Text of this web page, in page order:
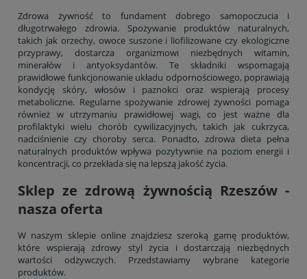
Zdrowa żywność to fundament dobrego samopoczucia i
długotrwałego zdrowia. Spożywanie produktów naturalnych,
takich jak orzechy, owoce suszone i liofilizowane czy ekologiczne
przyprawy, dostarcza organizmowi niezbędnych witamin,
minerałów i antyoksydantów. Te składniki wspomagają
prawidłowe funkcjonowanie układu odpornościowego, poprawiają
kondycję skóry, włosów i paznokci oraz wspierają procesy
metaboliczne. Regularne spożywanie zdrowej żywności pomaga
również w utrzymaniu prawidłowej wagi, co jest ważne dla
profilaktyki wielu chorób cywilizacyjnych, takich jak cukrzyca,
nadciśnienie czy choroby serca. Ponadto, zdrowa dieta pełna
naturalnych produktów wpływa pozytywnie na poziom energii i
koncentracji, co przekłada się na lepszą jakość życia.
Sklep ze zdrową żywnością Rzeszów -
nasza oferta
W naszym sklepie online znajdziesz szeroką gamę produktów,
które wspierają zdrowy styl życia i dostarczają niezbędnych
wartości odżywczych. Przedstawiamy wybrane kategorie
produktów.